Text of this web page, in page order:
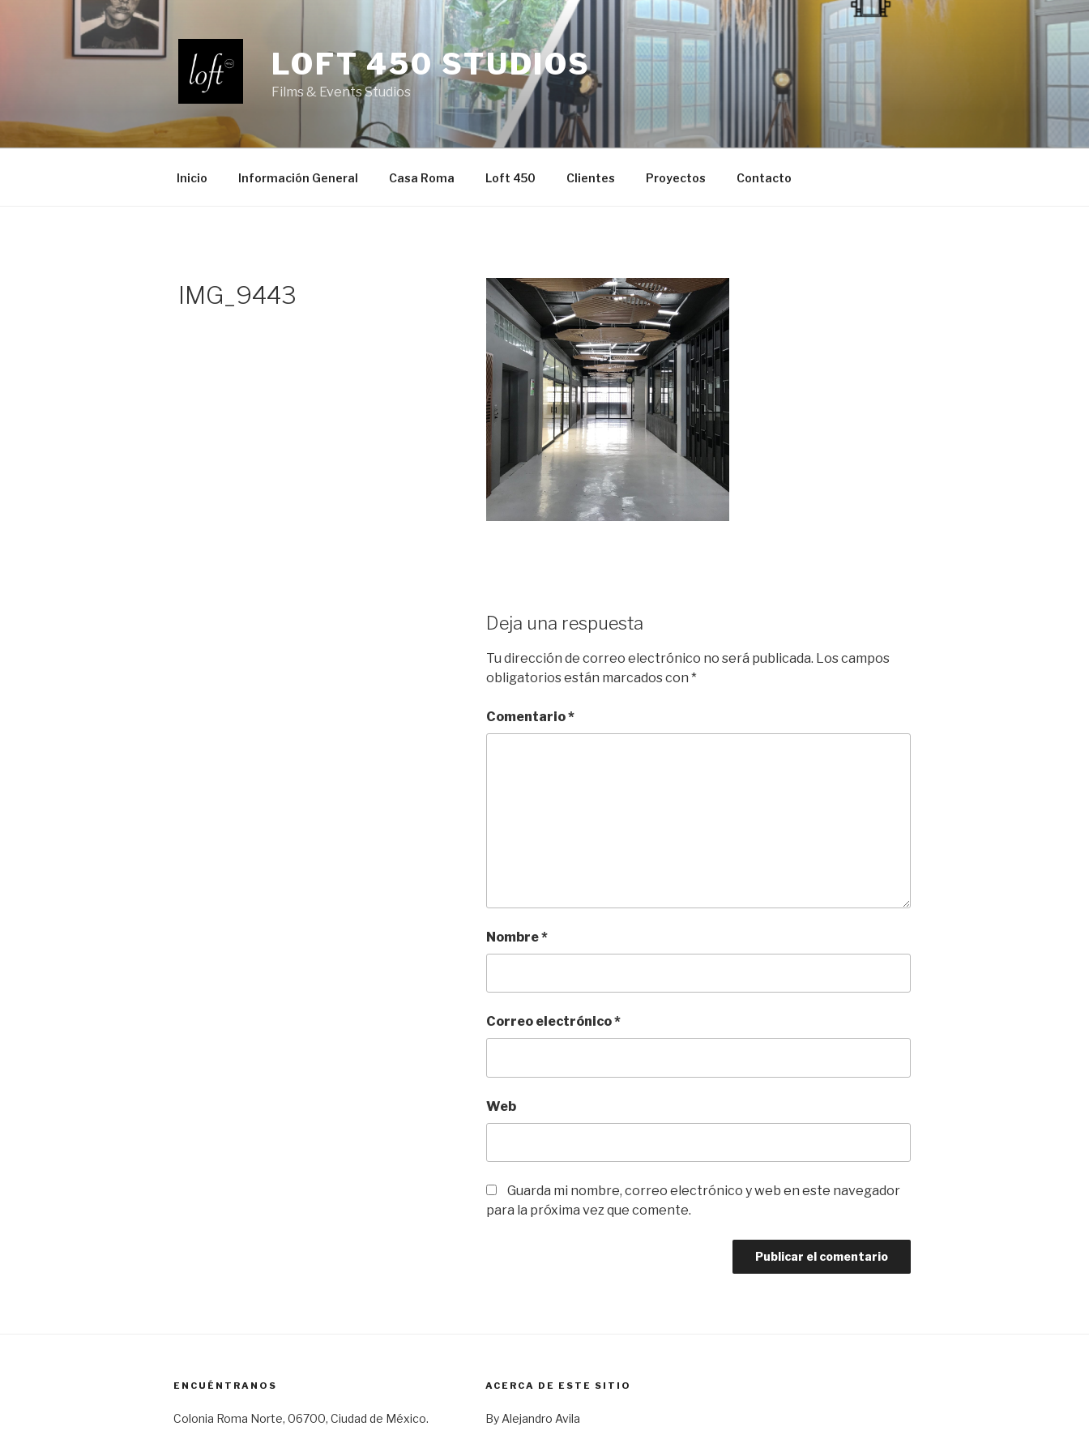
LOFT 450 STUDIOS
Films & Events Studios
Inicio Información General Casa Roma Loft 450 Clientes Proyectos Contacto
IMG_9443
Deja una respuesta
Tu dirección de correo electrónico no será publicada. Los campos
obligatorios están marcados con *
Comentario*
Nombre*
Correo electrónico*
Web
Guarda mi nombre, correo electrónico y web en este navegador
para la próxima vez que comente.
ENCUÉNTRANOS
Colonia Roma Norte, 06700, Ciudad de México.
ACERCA DE ESTE SITIO
By Alejandro Avila